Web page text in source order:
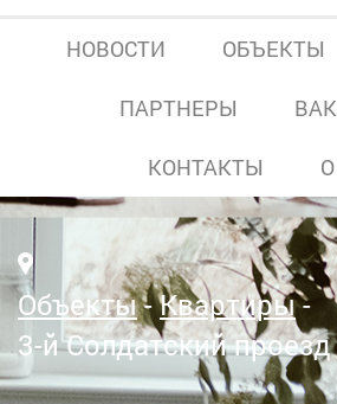
НОВОСТИ ОБЪЕКТЫ
ПАРТНЕРЫ
КОНТАКТЫ
Объекты Квартиры
3-й Солдатский проезд